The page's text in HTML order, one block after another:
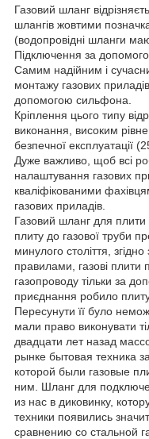
Газовий шланг
шлангів жовтими
(водопровідні шланги
Підключення за
Самим надійним і
монтажу газових
допомогою сильфона.
Кріплення цього типу
виконання, високим
безпечної експлуатації
Дуже важливо, щоб всі
налаштування газових
кваліфікованими
газових приладів.
Газовий шланг для плити
плиту до газової труби
минулого століття,
правилами, газові плити
газопроводу тільки за
приєднання робило
Пересунути її було
мали право виконувати
двадцати лет назад
рынке бытовая техника
которой были газовые
ним. Шланг для
из нас в диковинку,
техники появились
сравнению со стальной